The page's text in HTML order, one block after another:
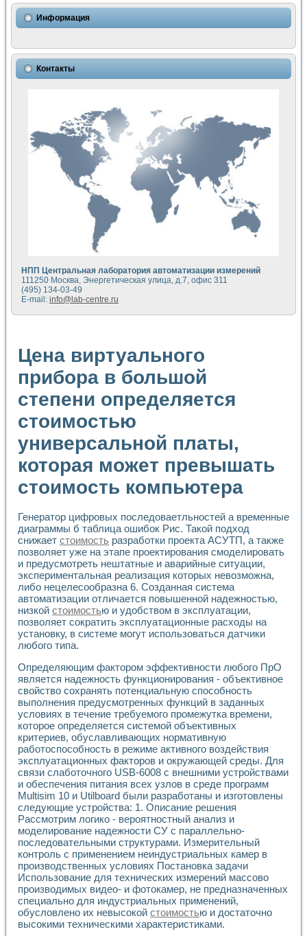
Использование NI LabVIEW для математического
Исследовние возможности создания измерителя ВАХ
Математическое моделирование генератора сигналов -
Применение осциллографического модуля с высоким
Симуляция отклика импульсного радиолокационного
Автоматизация формирования уравнений состояния для
Разработка автоматизированного стенда для измерения
Применение среды LabVIEW для построения картины
Портативная система для определения показателей
Использование LabVIEW для управления источником
Устройство для снятия вольт-амперных характеристик
Передовые научные технологии: нано-, фемто-,
Автоматизированная установка по измерению временных
Автоматизированный лабораторный комплекс на базе
Визуализация моделирования и оптимизации тепловой
Виртуальный прибор для исследования функциональных
Исследование возможности создания экономичного
Исследование кинетики движения макрочастиц в
Метод прогнозирования свойств дисперсных продуктов
Недорогая система управления сверхпроводящим
Применение технологий NI в курсе экспериментальной
Расчет переноса аэрозоля и выпадения осадка в
Применение NI VISION для геометрического анализа в
Система температурной стабилизации
Управление движением с помощью программно -
Определение параметров всплывающих газовых
Система управления асинхронным тиристорным
Лазерный профилометр
Применение средств NATIONAL INSTRUMENTS для
Разработка автоматизированного стенда для
Высокочувствительные оптоэлектронные
Установка для измерения диэлектрических свойств
Исследование кинетики зарождения и развития
Лабораторный электрический импедансный томограф на
Микрозондовая система для характеризации
Метод траекторий в исследовании
Промышленная автоматизация
Автоматизация технологических процессов получения
Использование систем технического зрения для контроля
Исследование электромагнитных переходных процессов
Применение LabVIEW при разработке обучающих
Разработка виртуальных тренажеров путем
Система блокировок, сигнализации и защиты ускорителя
Система сбора данных и управления процессом
Разработка программного обеспечения с
Использование технологий NATIONAL INSTRUMENTS
Оборудование для промышленной термотрансферной
Автоматизация реометрических исследований на базе
Применение измерителя иммитанса для исследова¬ния
Исследование электромагнитных переходных процессов
Стенд для исследования электрических переходных
Автоматизация контроля сварных швов на базе
Измерительный контроль с применением
Моделирование надежности и эффективности систем
Лабораторные практикумы и учебные стенды
Автоматизация лабораторного стенда по измерению
Автоматизированные лабораторные комплексы для
Виртуальный прибор для исследования нелинейных
Использование виртуальных приборов в процесе
Использование программ ELECTRONICS WORKBENCH-
Лабораторный практикум по дисциплине «Цифровые
Лабораторный практикум по ИНС на основе LabVIEW
Лабораторный практикум по основам теории коммутации
Опыт использования NI LabVIEW для создания
Применение LabVIEW для исследования течения в
Информация
Контакты
НПП Центральная лаборатория автоматизации измерений
111250 Москва, Энергетическая улица, д.7, офис 311
(495) 134-03-49
E-mail: info@lab-centre.ru
Цена виртуального
прибора в большой
степени определяется
стоимостью
универсальной платы,
которая может превышать
стоимость компьютера
Генератор цифровых последоваетльностей а временные
диаграммы б таблица ошибок Рис. Такой подход
снижает стоимость разработки проекта АСУТП, а также
позволяет уже на этапе проектирования смоделировать
и предусмотреть нештатные и аварийные ситуации,
экспериментальная реализация которых невозможна,
либо нецелесообразна 6. Созданная система
автоматизации отличается повышенной надежностью,
низкой стоимостью и удобством в эксплуатации,
позволяет сократить эксплуатационные расходы на
установку, в системе могут использоваться датчики
любого типа.
Определяющим фактором эффективности любого ПрО
является надежность функционирования - объективное
свойство сохранять потенциальную способность
выполнения предусмотренных функций в заданных
условиях в течение требуемого промежутка времени,
которое определяется системой объективных
критериев, обуславливающих нормативную
работоспособность в режиме активного воздействия
эксплуатационных факторов и окружающей среды. Для
связи слаботочного USB-6008 с внешними устройствами
и обеспечения питания всех узлов в среде программ
Multisim 10 и Utilboard были разработаны и изготовлены
следующие устройства: 1. Описание решения
Рассмотрим логико - вероятностный анализ и
моделирование надежности СУ с параллельно-
последовательными структурами. Измерительный
контроль с применением неиндустриальных камер в
производственных условиях Постановка задачи
Использование для технических измерений массово
производимых видео- и фотокамер, не предназначенных
специально для индустриальных применений,
обусловлено их невысокой стоимостью и достаточно
высокими техническими характеристиками.